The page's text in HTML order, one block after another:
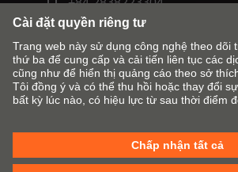
+84 2838223304
Thay đổi thị trường và
E-SERVICES Chính